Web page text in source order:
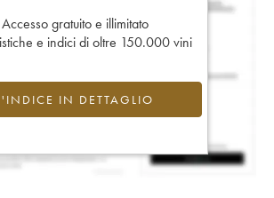
Accesso gratuito e illimitato
e indici di oltre 150.000 vini
IN DETTAGLIO